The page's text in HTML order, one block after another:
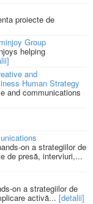
proiecte de
Group
helping
and
Human Strategy
and communications
on a strategiilor de
de presă, interviuri,...
on a strategiilor de
activă... [detalii]